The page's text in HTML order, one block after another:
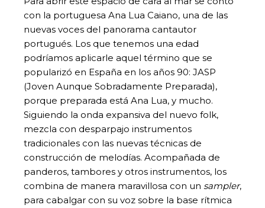
con la portuguesa Ana Lua Caiano, una de las
nuevas voces del panorama cantautor
portugués. Los que tenemos una edad
podríamos aplicarle aquel término que se
popularizó en España en los años 90: JASP
(Joven Aunque Sobradamente Preparada),
porque preparada está Ana Lua, y mucho.
Siguiendo la onda expansiva del nuevo folk,
mezcla con desparpajo instrumentos
tradicionales con las nuevas técnicas de
construcción de melodías. Acompañada de
panderos, tambores y otros instrumentos, los
combina de manera maravillosa con un sampler,
para cabalgar con su voz sobre la base rítmica